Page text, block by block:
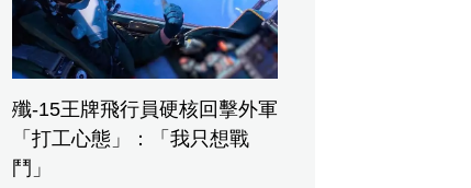
殲-15王牌飛行員硬核回擊外軍
「打工心態」：「我只想戰
鬥」